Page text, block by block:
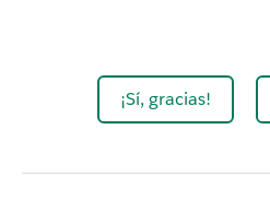
¡Sí, gracias!